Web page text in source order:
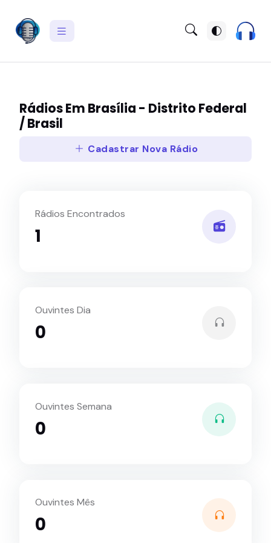
Rádios Em Brasília - Distrito Federal
/ Brasil
Cadastrar Nova Rádio
Rádios Encontrados
1
Ouvintes Dia
0
Ouvintes Semana
0
Ouvintes Mês
0